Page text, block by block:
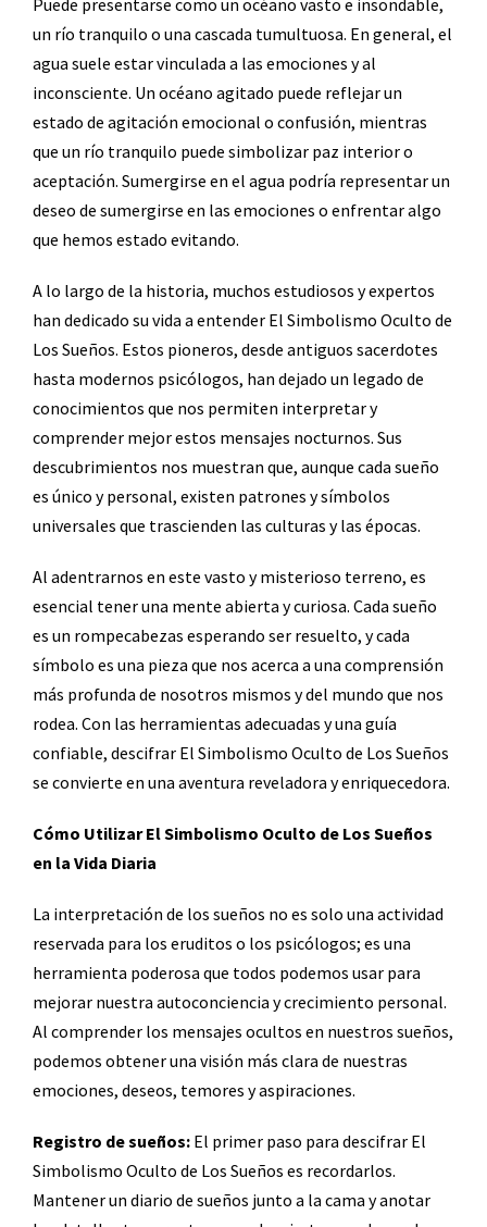
Puede presentarse como un océano vasto e insondable,
un río tranquilo o una cascada tumultuosa. En general, el
agua suele estar vinculada a las emociones y al
inconsciente. Un océano agitado puede reflejar un
estado de agitación emocional o confusión, mientras
que un río tranquilo puede simbolizar paz interior o
aceptación. Sumergirse en el agua podría representar un
deseo de sumergirse en las emociones o enfrentar algo
que hemos estado evitando.
A lo largo de la historia, muchos estudiosos y expertos
han dedicado su vida a entender El Simbolismo Oculto de
Los Sueños. Estos pioneros, desde antiguos sacerdotes
hasta modernos psicólogos, han dejado un legado de
conocimientos que nos permiten interpretar y
comprender mejor estos mensajes nocturnos. Sus
descubrimientos nos muestran que, aunque cada sueño
es único y personal, existen patrones y símbolos
universales que trascienden las culturas y las épocas.
Al adentrarnos en este vasto y misterioso terreno, es
esencial tener una mente abierta y curiosa. Cada sueño
es un rompecabezas esperando ser resuelto, y cada
símbolo es una pieza que nos acerca a una comprensión
más profunda de nosotros mismos y del mundo que nos
rodea. Con las herramientas adecuadas y una guía
confiable, descifrar El Simbolismo Oculto de Los Sueños
se convierte en una aventura reveladora y enriquecedora.
Cómo Utilizar El Simbolismo Oculto de Los Sueños
en la Vida Diaria
La interpretación de los sueños no es solo una actividad
reservada para los eruditos o los psicólogos; es una
herramienta poderosa que todos podemos usar para
mejorar nuestra autoconciencia y crecimiento personal.
Al comprender los mensajes ocultos en nuestros sueños,
podemos obtener una visión más clara de nuestras
emociones, deseos, temores y aspiraciones.
Registro de sueños: El primer paso para descifrar El
Simbolismo Oculto de Los Sueños es recordarlos.
Mantener un diario de sueños junto a la cama y anotar